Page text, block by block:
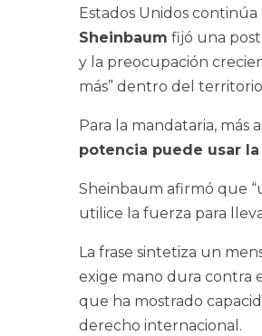
Estados Unidos
Sheinbaum fijó una
y la preocupación
más” dentro del
Para la mandataria, más
potencia puede usar
Sheinbaum afirmó que
utilice la fuerza para
La frase sintetiza un
exige mano dura contra
que ha mostrado
derecho internacional.